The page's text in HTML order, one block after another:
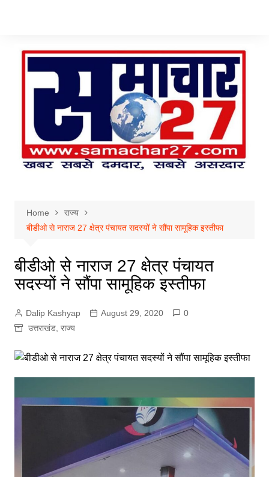
Home
राज्य
बीडीओ से नाराज 27 क्षेत्र पंचायत सदस्यों ने सौंपा सामूहिक इस्तीफा
बीडीओ से नाराज 27 क्षेत्र पंचायत
सदस्यों ने सौंपा सामूहिक इस्तीफा
Dalip Kashyap August 29, 2020
0
उत्तराखंड, राज्य